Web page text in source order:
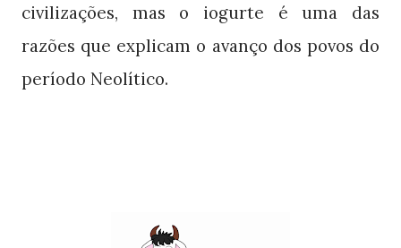
civilizações, mas o iogurte é uma das
razões que explicam o avanço dos povos do
período Neolítico.